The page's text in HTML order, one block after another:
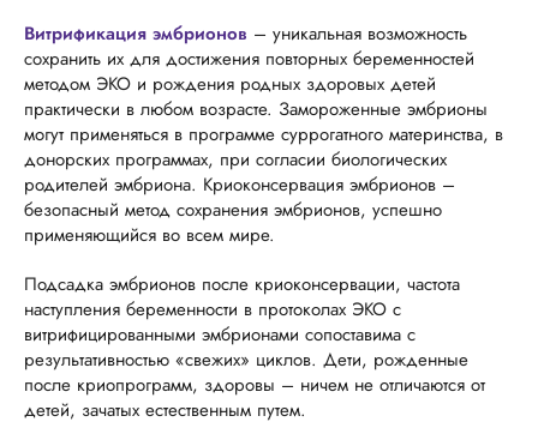
Витрификация эмбрионов – уникальная возможность
сохранить их для достижения повторных беременностей
методом ЭКО и рождения родных здоровых детей
практически в любом возрасте. Замороженные эмбрионы
могут применяться в программе суррогатного материнства, в
донорских программах, при согласии биологических
родителей эмбриона. Криоконсервация эмбрионов –
безопасный метод сохранения эмбрионов, успешно
применяющийся во всем мире.
Подсадка эмбрионов после криоконсервации, частота
наступления беременности в протоколах ЭКО с
витрифицированными эмбрионами сопоставима с
результативностью «свежих» циклов. Дети, рожденные
после криопрограмм, здоровы – ничем не отличаются от
детей, зачатых естественным путем.